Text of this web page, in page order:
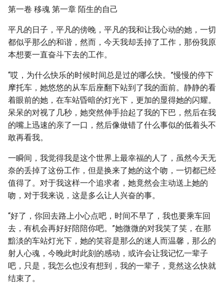
第一卷 移魂 第一章 陌生的自己
平凡的日子，平凡的傍晚，平凡的我和让我心动的她，一切
都似乎那么的和谐，然而，今天我却丢掉了工作，那份我原
本想要一直奋斗下去的工作。
“哎，为什么快乐的时候时间总是过的哪么快。”慢慢的停下
摩托车，她悠悠的从车后座翻下站到了我的面前。静静的看
着眼前的她，在车站昏暗的灯光下，更加的显得她的闪耀。
呆呆的对视了几秒，她突然伸手抬起了我的下巴，然后在我
的嘴上迅速的亲了一口，然后像做错了什么事似的低着头不
敢再看我。
一瞬间，我觉得我是这个世界上最幸福的人了，虽然今天无
奈的丢掉了这份工作，但是换来了她的这个吻，一切都已经
值得了。对于我这样一个追求者，她竟然会主动送上她的
吻，对于我来说，这是多么让人兴奋的事。
“好了，你回去路上小心点吧，时间不早了，我也要乘车回
去，有机会再好好陪陪你吧。”她微微的对我笑了笑，在那
黯淡的车站灯光下，她的笑容是那么的迷人而温馨，那么的
射人心魂，今晚此时此刻的感动，或许会让我记忆一辈子
吧，只是，我怎么也没有想到，我的一辈子，竟然这么快就
结束了。